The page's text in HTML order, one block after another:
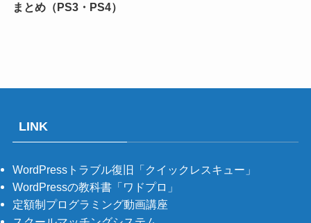
まとめ（PS3・PS4）
LINK
WordPressトラブル復旧「クイックレスキュー」
WordPressの教科書「ワドプロ」
定額制プログラミング動画講座